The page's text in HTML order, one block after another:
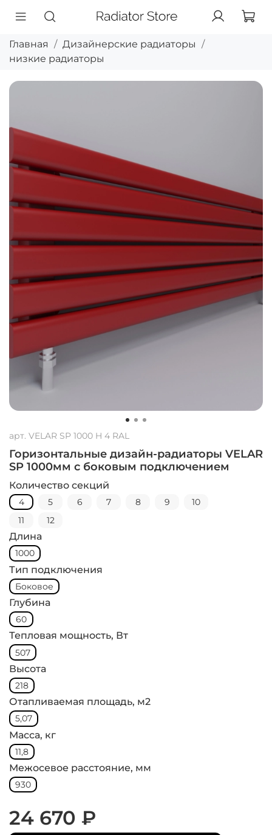
Главная
Дизайнерские радиаторы
низкие радиаторы
арт. VELAR SP 1000 H 4 RAL
Горизонтальные дизайн-радиаторы VELAR
SP 1000мм с боковым подключением
Количество секций
4 5 6 7 8 9
10
11
12
Длина
1000
Тип подключения
Боковое
Глубина
60
Тепловая мощность, Вт
507
Высота
218
Отапливаемая площадь, м2
5,07
Масса, кг
11,8
Межосевое расстояние, мм
930
24 670 ₽